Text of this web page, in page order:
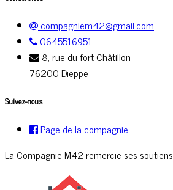
compagniem42@gmail.com
0645516951
8, rue du fort Châtillon
76200 Dieppe
Suivez-nous
Page de la compagnie
La Compagnie M42 remercie ses soutiens